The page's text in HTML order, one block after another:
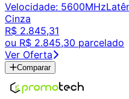
Velocidade: 5600MHz
Cinza
R$ 2.845,31
ou R$ 2.845,30 parcelado
Ver Oferta
Comparar